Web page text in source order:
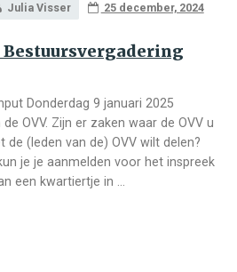
Julia Visser 25 december, 2024
Donderdag 9 januari 2025
OVV. Zijn er zaken waar de OVV u
de (leden van de) OVV wilt delen?
je je aanmelden voor het inspreek
een kwartiertje in …